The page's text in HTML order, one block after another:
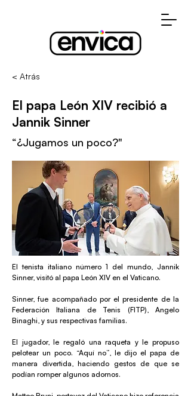
< Atrás
El papa León XIV recibió a
Jannik Sinner
“¿Jugamos un poco?"
El tenista italiano número 1 del mundo, Jannik
Sinner, visitó al papa León XIV en el Vaticano.
Sinner, fue acompañado por el presidente de la
Federación Italiana de Tenis (FITP), Angelo
Binaghi, y sus respectivas familias.
El jugador, le regaló una raqueta y le propuso
pelotear un poco. “Aquí no”, le dijo el papa de
manera divertida, haciendo gestos de que se
podían romper algunos adornos.